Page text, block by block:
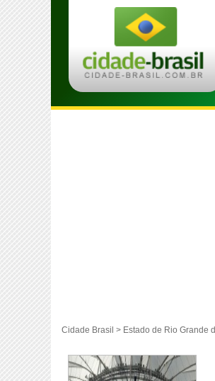
Cidade Brasil > Estado de Rio Grande